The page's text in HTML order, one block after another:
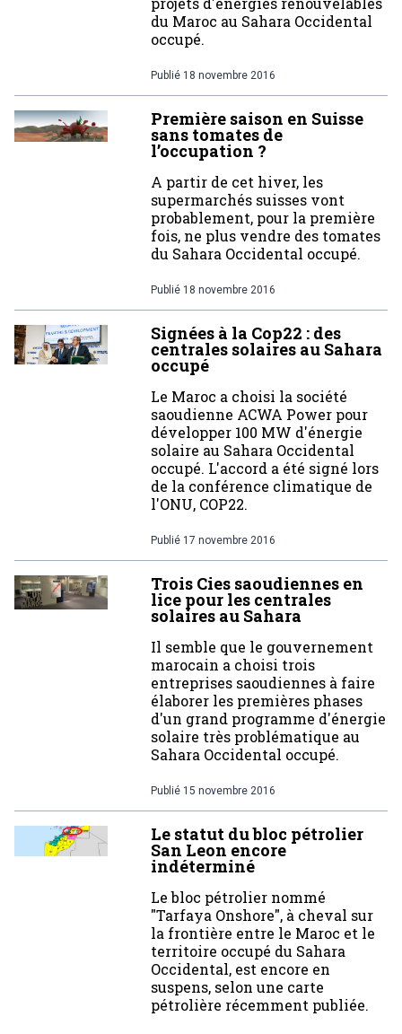
du Maroc au Sahara Occidental
occupé.
Publié 18 novembre 2016
Première saison en Suisse
sans tomates de
l’occupation ?
A partir de cet hiver, les
supermarchés suisses vont
probablement, pour la première
fois, ne plus vendre des tomates
du Sahara Occidental occupé.
Publié 18 novembre 2016
Signées à la Cop22 : des
centrales solaires au Sahara
occupé
Le Maroc a choisi la société
saoudienne ACWA Power pour
développer 100 MW d'énergie
solaire au Sahara Occidental
occupé. L'accord a été signé lors
de la conférence climatique de
l'ONU, COP22.
Publié 17 novembre 2016
Trois Cies saoudiennes en
lice pour les centrales
solaires au Sahara
Il semble que le gouvernement
marocain a choisi trois
entreprises saoudiennes à faire
élaborer les premières phases
d'un grand programme d'énergie
solaire très problématique au
Sahara Occidental occupé.
Publié 15 novembre 2016
Le statut du bloc pétrolier
San Leon encore
indéterminé
Le bloc pétrolier nommé
"Tarfaya Onshore", à cheval sur
la frontière entre le Maroc et le
territoire occupé du Sahara
Occidental, est encore en
suspens, selon une carte
pétrolière récemment publiée.